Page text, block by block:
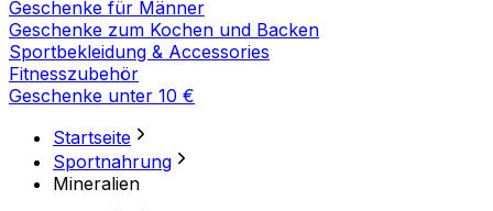
Geschenke für Männer
Geschenke zum Kochen und Backen
Sportbekleidung & Accessories
Fitnesszubehör
Geschenke unter 10 €
Startseite
Sportnahrung
Mineralien